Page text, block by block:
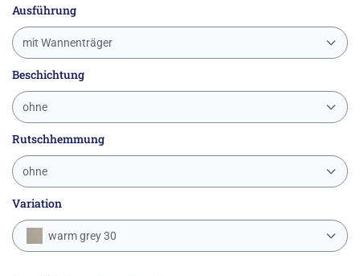
Ausführung
mit Wannenträger
Beschichtung
ohne
Rutschhemmung
ohne
Variation
warm grey 30